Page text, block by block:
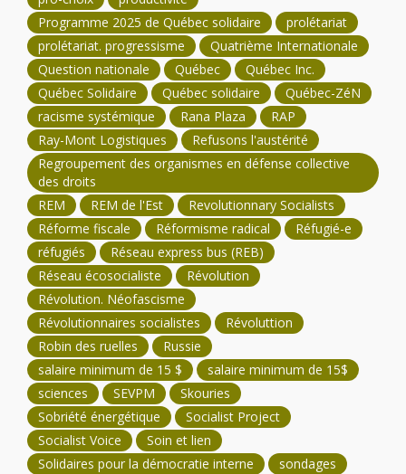
Programme 2025 de Québec solidaire
prolétariat
prolétariat. progressisme
Quatrième Internationale
Question nationale
Québec
Québec Inc.
Québec Solidaire
Québec solidaire
Québec-ZéN
racisme systémique
Rana Plaza
RAP
Ray-Mont Logistiques
Refusons l'austérité
Regroupement des organismes en défense collective
des droits
REM
REM de l'Est
Revolutionnary Socialists
Réforme fiscale
Réformisme radical
Réfugié-e
réfugiés
Réseau express bus (REB)
Réseau écosocialiste
Révolution
Révolution. Néofascisme
Révolutionnaires socialistes
Révoluttion
Robin des ruelles
Russie
salaire minimum de 15 $
salaire minimum de 15$
sciences
SEVPM
Skouries
Sobriété énergétique
Socialist Project
Socialist Voice
Soin et lien
Solidaires pour la démocratie interne
sondages